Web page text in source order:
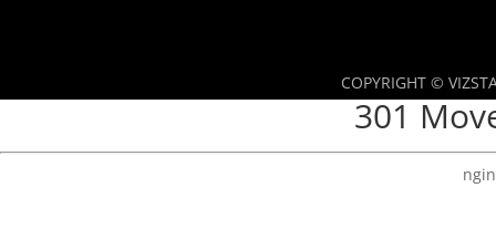
COPYRIGHT ©
301